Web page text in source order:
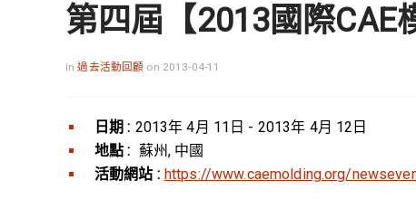
第四屆【2013國際CAE
in過去活動回顧 on 2013-04-11
日期 : 2013年 4月 11日 - 2013年 4月 12日
地點 : 蘇州, 中國
活動網站 : https://www.caemolding.org/